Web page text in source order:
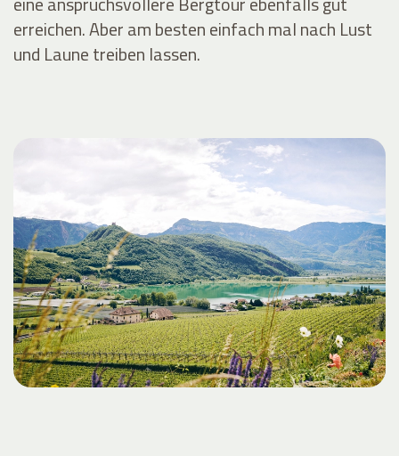
erreichen. Aber am besten einfach mal nach Lust
und Laune treiben lassen.